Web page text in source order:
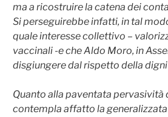
ma a ricostruire la catena dei
Si perseguirebbe infatti, in tal
quale interesse collettivo –
vaccinali -e che Aldo Moro, in
disgiungere dal rispetto della
Quanto alla paventata
contempla affatto la